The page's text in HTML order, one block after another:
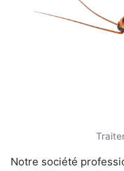
Notre société